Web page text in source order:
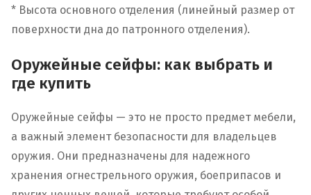
* Высота основного отделения (линейный размер от
поверхности дна до патронного отделения).
Оружейные сейфы: как выбрать и
где купить
Оружейные сейфы — это не просто предмет мебели,
а важный элемент безопасности для владельцев
оружия. Они предназначены для надежного
хранения огнестрельного оружия, боеприпасов и